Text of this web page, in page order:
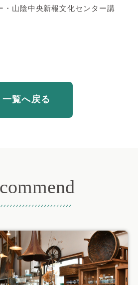
・山陰中央新報文化センター講
一覧へ戻る